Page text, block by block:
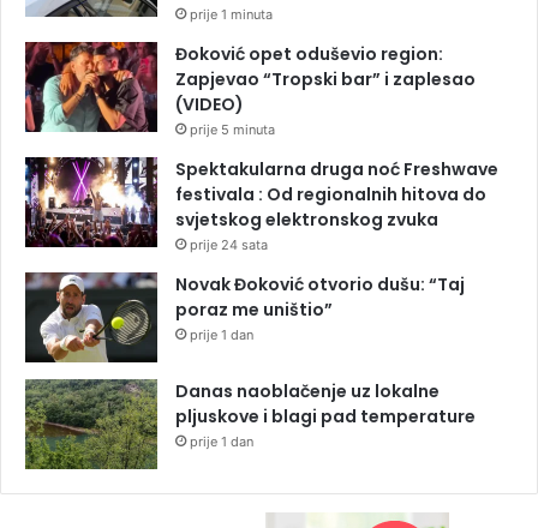
prije 1 minuta
Đoković opet oduševio region:
Zapjevao “Tropski bar” i zaplesao
(VIDEO)
prije 5 minuta
Spektakularna druga noć Freshwave
festivala : Od regionalnih hitova do
svjetskog elektronskog zvuka
prije 24 sata
Novak Đoković otvorio dušu: “Taj
poraz me uništio”
prije 1 dan
Danas naoblačenje uz lokalne
pljuskove i blagi pad temperature
prije 1 dan